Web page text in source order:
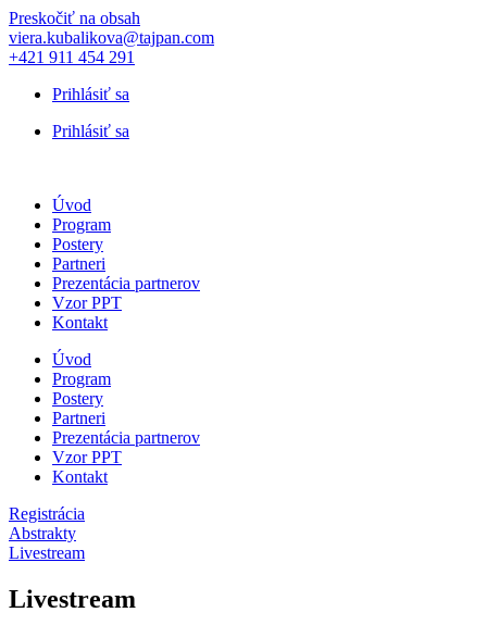
Preskočiť na obsah
viera.kubalikova@tajpan.com
+421 911 454 291
Prihlásiť sa
Prihlásiť sa
Úvod
Program
Postery
Partneri
Prezentácia partnerov
Vzor PPT
Kontakt
Úvod
Program
Postery
Partneri
Prezentácia partnerov
Vzor PPT
Kontakt
Registrácia
Abstrakty
Livestream
Livestream